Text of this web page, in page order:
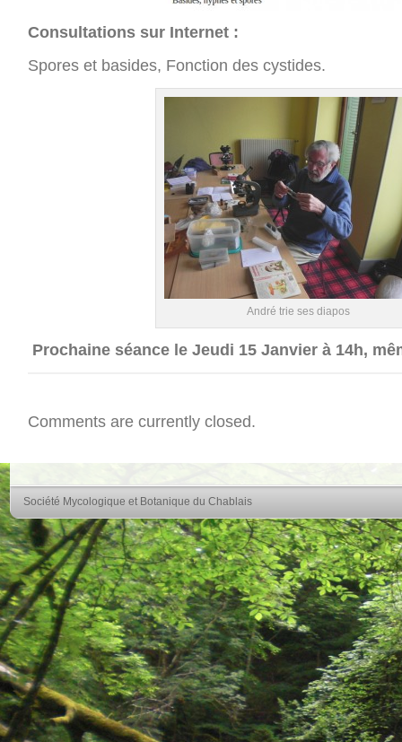
Consultations sur Internet :
Spores et basides, Fonction des cystides.
André trie ses diapos
Prochaine séance le Jeudi 15 Janvier à 14h,
Comments are currently closed.
Société Mycologique et Botanique du Chablais